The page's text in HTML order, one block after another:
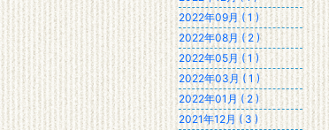
2022年09月 ( 1 )
2022年08月 ( 2 )
2022年05月 ( 1 )
2022年03月 ( 1 )
2022年01月 ( 2 )
2021年12月 ( 3 )